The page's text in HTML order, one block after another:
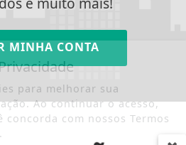
MINHA CONTA
para melhorar sua
Ao continuar o acesso,
concorda com nossos Termos